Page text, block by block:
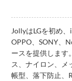
JollyはLGを初め
OPPO、SONY、
ースを提供します
ス、ナイロン、メ
帳型、落下防止、